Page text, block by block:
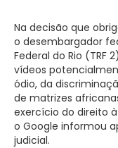
Na decisão que
o desembargador
Federal do Rio (TRF
vídeos
ódio, da
de matrizes
exercício do direito
o Google informou
judicial.